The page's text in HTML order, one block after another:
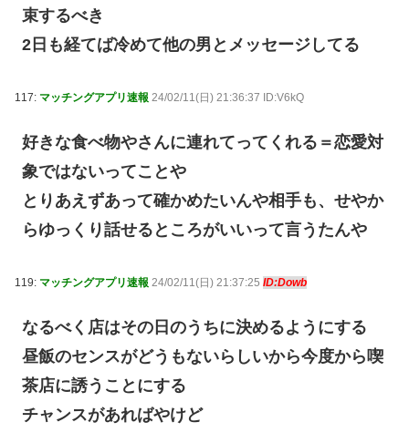
束するべき
2日も経てば冷めて他の男とメッセージしてる
117: マッチングアプリ速報 24/02/11(日) 21:36:37 ID:V6kQ
好きな食べ物やさんに連れてってくれる＝恋愛対
象ではないってことや
とりあえずあって確かめたいんや相手も、せやか
らゆっくり話せるところがいいって言うたんや
119: マッチングアプリ速報 24/02/11(日) 21:37:25 ID:Dowb
なるべく店はその日のうちに決めるようにする
昼飯のセンスがどうもないらしいから今度から喫
茶店に誘うことにする
チャンスがあればやけど